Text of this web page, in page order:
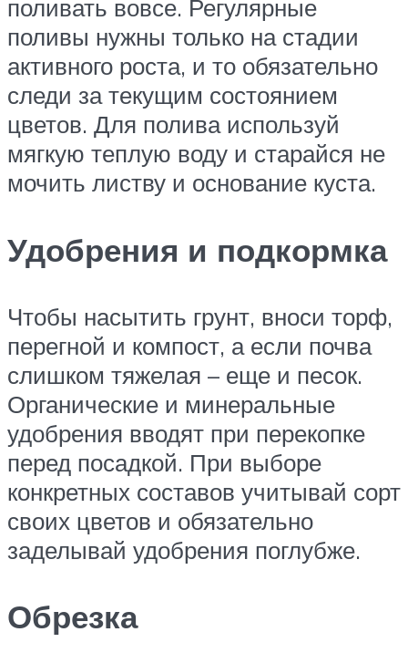
поливать вовсе. Регулярные
поливы нужны только на стадии
активного роста, и то обязательно
следи за текущим состоянием
цветов. Для полива используй
мягкую теплую воду и старайся не
мочить листву и основание куста.
Удобрения и подкормка
Чтобы насытить грунт, вноси торф,
перегной и компост, а если почва
слишком тяжелая – еще и песок.
Органические и минеральные
удобрения вводят при перекопке
перед посадкой. При выборе
конкретных составов учитывай сорт
своих цветов и обязательно
заделывай удобрения поглубже.
Обрезка